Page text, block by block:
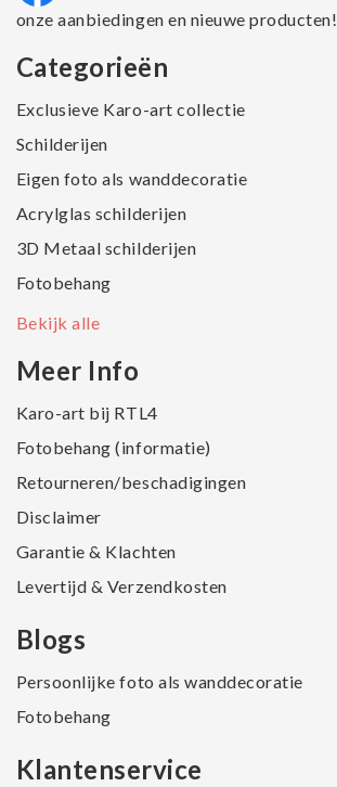
onze aanbiedingen en nieuwe producten!
Categorieën
Exclusieve Karo-art collectie
Schilderijen
Eigen foto als wanddecoratie
Acrylglas schilderijen
3D Metaal schilderijen
Fotobehang
Bekijk alle
Meer Info
Karo-art bij RTL4
Fotobehang (informatie)
Retourneren/beschadigingen
Disclaimer
Garantie & Klachten
Levertijd & Verzendkosten
Blogs
Persoonlijke foto als wanddecoratie
Fotobehang
Klantenservice